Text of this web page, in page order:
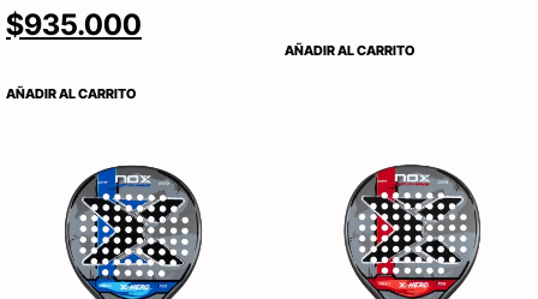
$935.000
AÑADIR AL CARRITO
AÑADIR AL CARRITO